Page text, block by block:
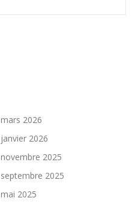
mars 2026
janvier 2026
novembre 2025
septembre 2025
mai 2025